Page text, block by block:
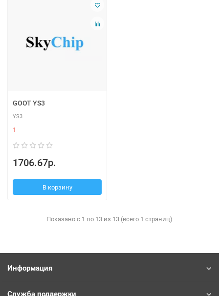
GOOT YS3
YS3
1
1706.67р.
В корзину
Показано с 1 по 13 из 13 (всего 1 страниц)
Информация
Служба поддержки